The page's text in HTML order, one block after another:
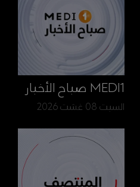
MEDI1 صباح الأخبار
السبت 08 غشت 2026